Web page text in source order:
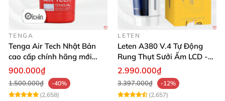
TENGA
Tenga Air Tech Nhật Bản
cao cấp chính hãng mới
seal giá tốt
900.000₫
1.500.000₫
-40%
(2,658)
LETEN
Leten A380 V.4 Tự Động
Rung Thụt Sưởi Ấm LCD -
Mua Ngay
2.990.000₫
3.397.000₫
-12%
(2,657)